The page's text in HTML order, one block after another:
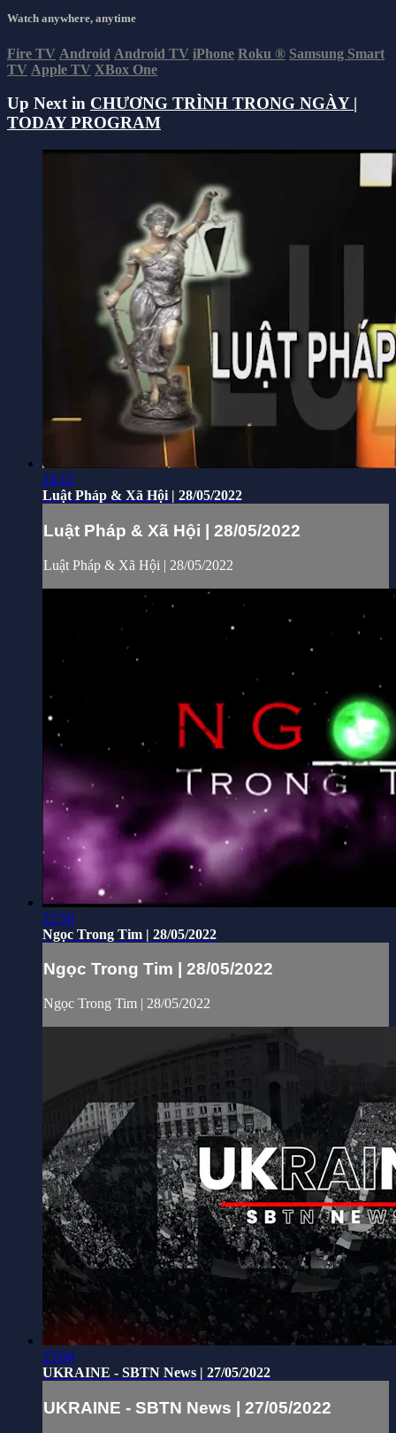
Watch anywhere, anytime
Fire TV Android Android TV iPhone Roku ® Samsung Smart
TV Apple TV XBox One
Up Next in CHƯƠNG TRÌNH TRONG NGÀY |
TODAY PROGRAM
24:12
Luật Pháp & Xã Hội | 28/05/2022
Luật Pháp & Xã Hội | 28/05/2022
Luật Pháp & Xã Hội | 28/05/2022
22:50
Ngọc Trong Tim | 28/05/2022
Ngọc Trong Tim | 28/05/2022
Ngọc Trong Tim | 28/05/2022
25:04
UKRAINE - SBTN News | 27/05/2022
UKRAINE - SBTN News | 27/05/2022